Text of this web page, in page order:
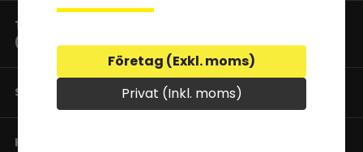
Trepunktskoppling
(tappar mm)
Stenutlösning Viker uppåt bakåt
Kraftuttagsvarv
Företag (Exkl. moms)
Privat (Inkl. moms)